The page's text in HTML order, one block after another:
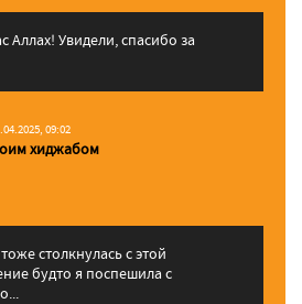
Аллаx! Увидели, спасибо за
09:02
хиджабом
столкнулась с этой
будто я поспешила с